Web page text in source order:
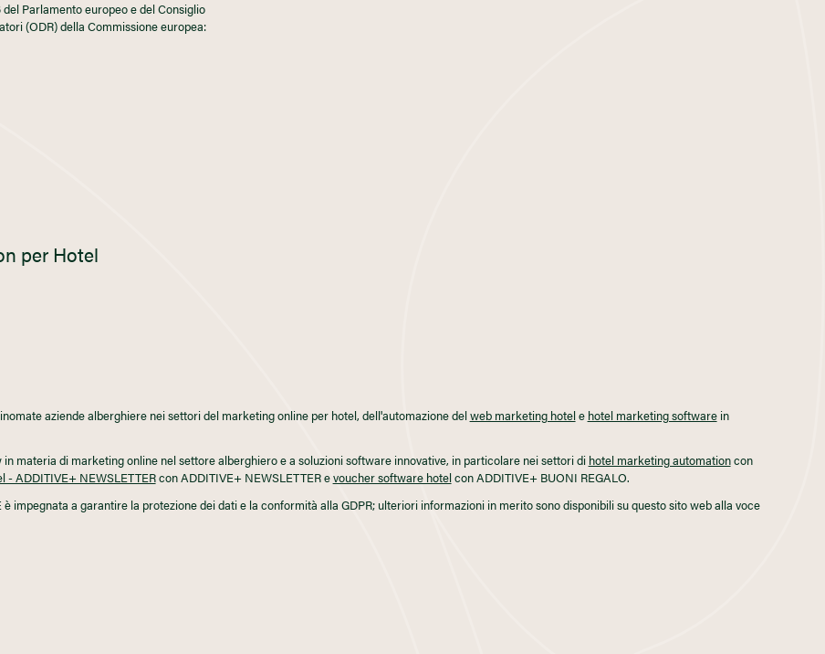
Parlamento europeo e del Consiglio
(ODR) della Commissione europea:
per Hotel
aziende alberghiere nei settori del marketing online per hotel, dell'automazione delweb marketing hotele hotel marketing softwarein
materia di marketing online nel settore alberghiero e a soluzioni software innovative, in particolare nei settori di hotel marketing automationcon
- ADDITIVE+ NEWSLETTERcon ADDITIVE+ NEWSLETTER evoucher software hotelcon ADDITIVE+ BUONI REGALO.
impegnata a garantire la protezione dei dati e la conformità alla GDPR; ulteriori informazioni in merito sono disponibili su questo sito web alla voce